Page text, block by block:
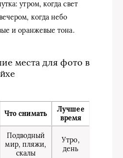
утром, когда свет
когда небо
и оранжевые тона.
места для фото в
Что снимать
Лучшее
время
Подводный
мир, пляжи,
скалы
Утро,
день